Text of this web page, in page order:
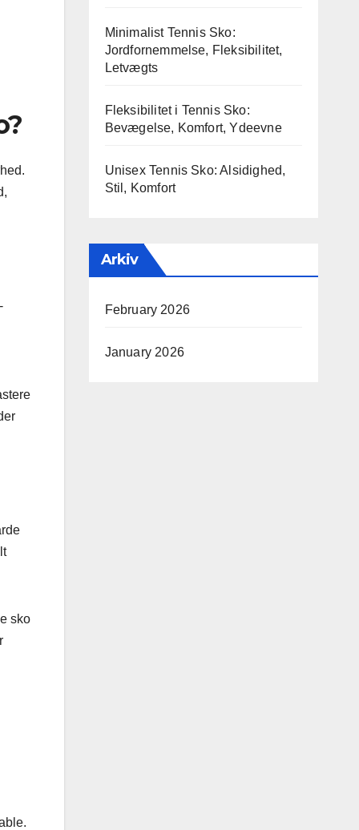
sko
Minimalist Tennis Sko:
Jordfornemmelse, Fleksibilitet,
Letvægts
Fleksibilitet i Tennis Sko:
Bevægelse, Komfort, Ydeevne
Unisex Tennis Sko: Alsidighed,
Stil, Komfort
Arkiv
February 2026
January 2026